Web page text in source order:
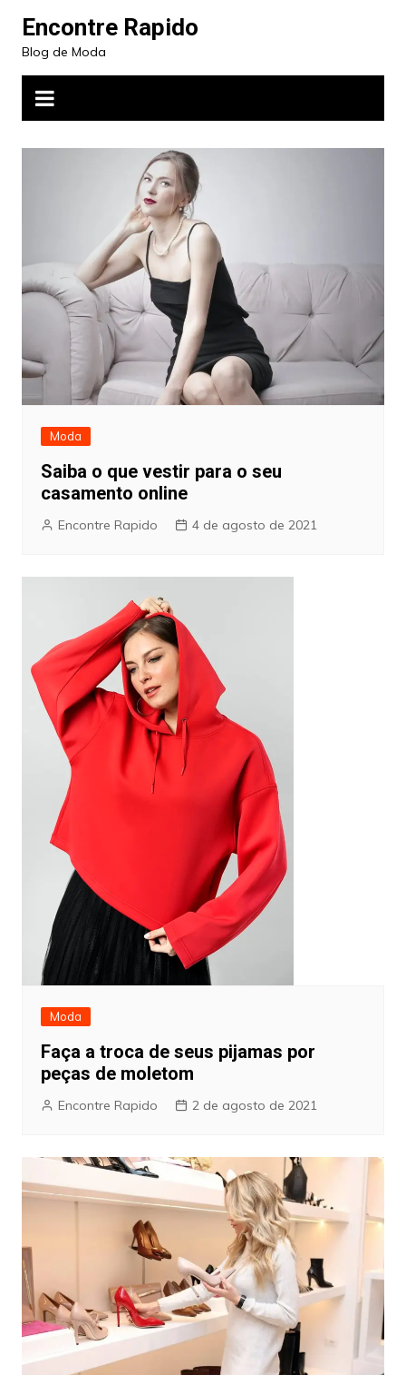
para
conteúdo
Encontre Rapido
Blog de Moda
Moda
Saiba o que vestir para o seu
casamento online
Encontre Rapido 4 de agosto de 2021
Moda
Faça a troca de seus pijamas por
peças de moletom
Encontre Rapido 2 de agosto de 2021